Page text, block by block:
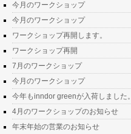
今月のワークショップ
今月のワークショップ
ワークショップ再開します。
ワークショップ再開
7月のワークショップ
今月のワークショップ
今年もinndor greenが入荷しました。
4月のワークショップのお知らせ
年末年始の営業のお知らせ